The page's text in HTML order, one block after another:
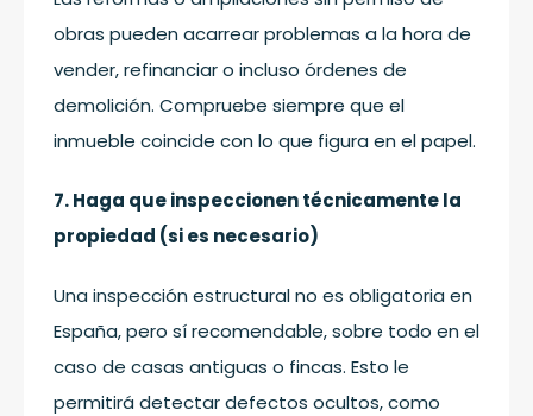
obras pueden acarrear problemas a la hora de
vender, refinanciar o incluso órdenes de
demolición. Compruebe siempre que el
inmueble coincide con lo que figura en el papel.
7. Haga que inspeccionen técnicamente la
propiedad (si es necesario)
Una inspección estructural no es obligatoria en
España, pero sí recomendable, sobre todo en el
caso de casas antiguas o fincas. Esto le
permitirá detectar defectos ocultos, como